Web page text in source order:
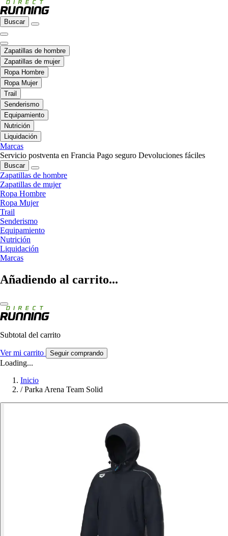
Buscar
Zapatillas de hombre
Zapatillas de mujer
Ropa Hombre
Ropa Mujer
Trail
Senderismo
Equipamiento
Nutrición
Liquidación
Marcas
Servicio postventa en Francia Pago seguro Devoluciones fáciles
Buscar
Zapatillas de hombre
Zapatillas de mujer
Ropa Hombre
Ropa Mujer
Trail
Senderismo
Equipamiento
Nutrición
Liquidación
Marcas
Añadiendo al carrito...
Subtotal del carrito
Ver mi carrito Seguir comprando
Loading...
Inicio
/ Parka Arena Team Solid